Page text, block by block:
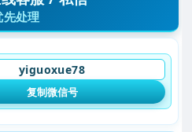
先处理
yiguoxue78
复制微信号